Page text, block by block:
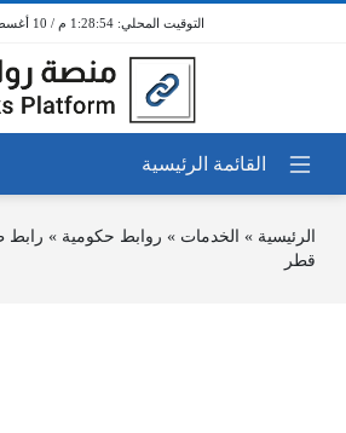
1:28:54 م / 10 أغسطس 2026
الرئيسية » الخدمات » روابط حكومية » رابط
قطر